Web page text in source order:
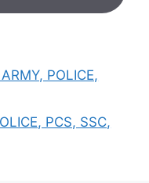
POLICE,
PCS, SSC,